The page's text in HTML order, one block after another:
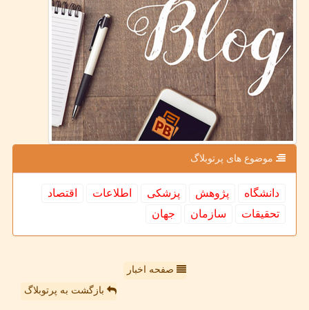
موضوع های پرتوبلاگ
دانشگاه پژوهش پزشكی اطلاعات
اقتصاد
تحقیقات
سازمان جهان
صفحه اخبار
بازگشت به پرتوبلاگ